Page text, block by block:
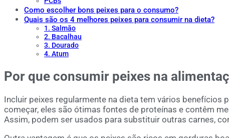
Como escolher bons peixes para o consumo?
Quais são os 4 melhores peixes para consumir na dieta?
1. Salmão
2. Bacalhau
3. Dourado
4. Atum
Por que consumir peixes na
Incluir peixes regularmente na dieta tem vários benefícios
começar, eles são ótimas fontes de proteínas e contêm
Assim, podem ser usados para substituir outras carnes,